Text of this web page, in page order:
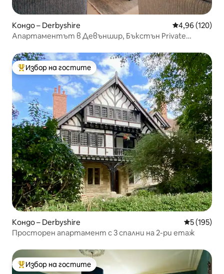
Кондо – Derbyshire Средна
4,96 (120)
Апартаментът в Девъншир, Бъкстън Private
Най-популярен избор на гостите
Избор на гостите
Кондо – Derbyshire Средна
5 (195)
Просторен апартамент с 3 спални на 2-ри етаж
Най-популярен избор на гостите
Избор на гостите